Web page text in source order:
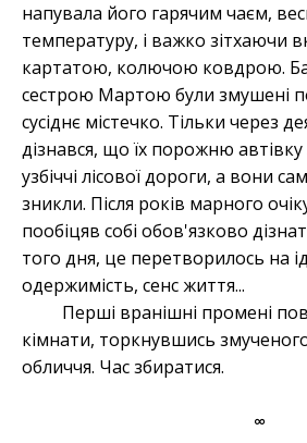
напувала його гарячим чаєм,
температуру, і важко зітхаючи
картатою, колючою ковдрою.
сестрою Мартою були змушені
сусіднє містечко. Тільки через
дізнався, що їх порожню
узбіччі лісової дороги, а вони
зникли. Після років марного
пообіцяв собі обов'язково
того дня, це перетворилось на
одержимість, сенс життя...
Перші вранішні промені
кімнати, торкнувшись
обличчя. Час збиратися.
∞